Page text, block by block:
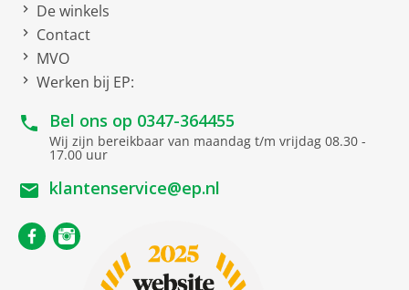
Energieverbruik wassen per
100 cycli
Nominale capaciteit
wassen/drogen
Waterverbruik
wassen/drogen
65 liter
Waterverbruik wassen
49 liter
wassen/drogen (u:min)
45
De winkels
Contact
MVO
Werken bij EP:
Bel ons op 0347-364455
Wij zijn bereikbaar van maandag t/m vrijdag 08.30 -
17.00 uur
klantenservice@ep.nl